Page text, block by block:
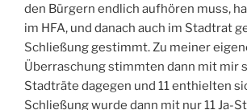
den Bürgern endlich aufhören muss,
im HFA, und danach auch im Stadtrat
Schließung gestimmt. Zu meiner
Überraschung stimmten dann mit mir
Stadträte dagegen und 11 enthielten
Schließung wurde dann mit nur 11 Ja-